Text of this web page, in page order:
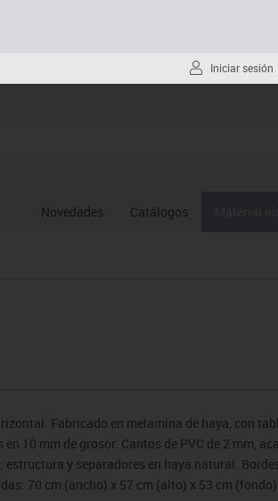
Iniciar sesión
Novedades Catálogos
Fabricado en melamina de haya, con
10 mm de grosor. Cantos de PVC de 2 mm,
y separadores en haya natural.
70 cm (ancho) x 57 cm (alto) x 53 cm (fondo).